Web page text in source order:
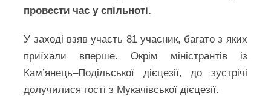
провести час у спільноті.
У заході взяв участь 81 учасник, багато з яких
приїхали вперше. Окрім міністрантів із
Кам’янець–Подільської дієцезії, до зустрічі
долучилися гості з Мукачівської дієцезії.